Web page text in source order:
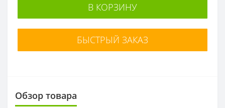
В КОРЗИНУ
БЫСТРЫЙ ЗАКАЗ
Обзор товара